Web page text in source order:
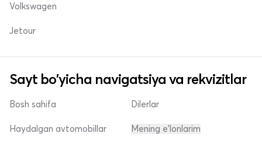
Volkswagen
Jetour
Sayt bo'yicha navigatsiya va rekvizitlar
Bosh sahifa
Haydalgan avtomobillar
Dilerlar
Mening e'lonlarim